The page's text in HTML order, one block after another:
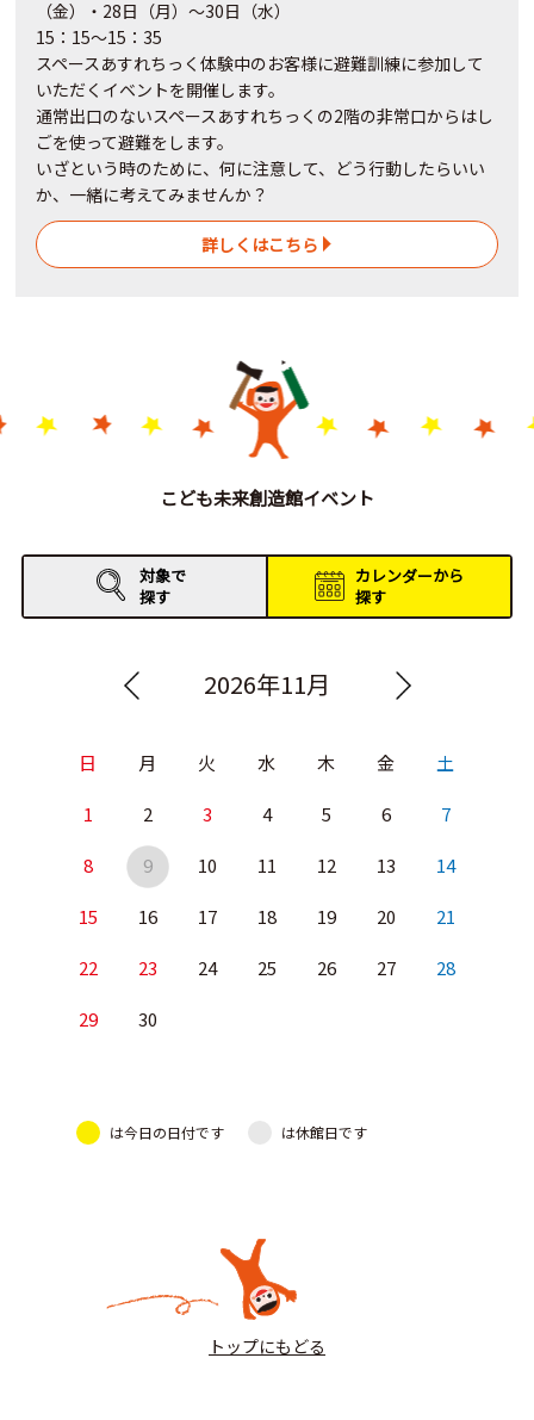
（金）・28日（月）～30日（水）
15：15～15：35
スペースあすれちっく体験中のお客様に避難訓練に参加して
いただくイベントを開催します。
通常出口のないスペースあすれちっくの2階の非常口からはし
ごを使って避難をします。
いざという時のために、何に注意して、どう行動したらいい
か、一緒に考えてみませんか？
詳しくはこちら
こども未来創造館イベント
対象で
探す
カレンダーから
探す
2026年11月
日 月 火 水 木 金 土
1 2 3 4 5 6 7
8 9 10 11 12 13 14
15 16 17 18 19 20 21
22 23 24 25 26 27 28
29 30
は今日の日付です は休館日です
トップにもどる